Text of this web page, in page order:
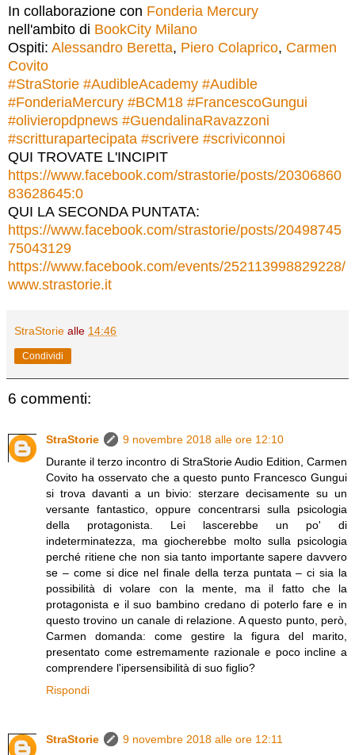
In collaborazione con Fonderia Mercury
nell'ambito di BookCity Milano
Ospiti: Alessandro Beretta, Piero Colaprico, Carmen
Covito
#StraStorie #AudibleAcademy #Audible
#FonderiaMercury #BCM18 #FrancescoGungui
#olivieropdpnews #GuendalinaRavazzoni
#scritturapartecipata #scrivere #scriviconnoi
QUI TROVATE L'INCIPIT
https://www.facebook.com/strastorie/posts/20306860
83628645:0
QUI LA SECONDA PUNTATA:
https://www.facebook.com/strastorie/posts/20498745
75043129
https://www.facebook.com/events/252113998829228/
www.strastorie.it
StraStorie alle 14:46
Condividi
6 commenti:
StraStorie
9 novembre 2018 alle ore 12:10
Durante il terzo incontro di StraStorie Audio Edition, Carmen
Covito ha osservato che a questo punto Francesco Gungui
si trova davanti a un bivio: sterzare decisamente su un
versante fantastico, oppure concentrarsi sulla psicologia
della protagonista. Lei lascerebbe un po' di
indeterminatezza, ma giocherebbe molto sulla psicologia
perché ritiene che non sia tanto importante sapere davvero
se – come si dice nel finale della terza puntata – ci sia la
possibilità di volare con la mente, ma il fatto che la
protagonista e il suo bambino credano di poterlo fare e in
questo trovino un canale di relazione. A questo punto, però,
Carmen domanda: come gestire la figura del marito,
presentato come estremamente razionale e poco incline a
comprendere l'ipersensibilità di suo figlio?
Rispondi
StraStorie
9 novembre 2018 alle ore 12:11